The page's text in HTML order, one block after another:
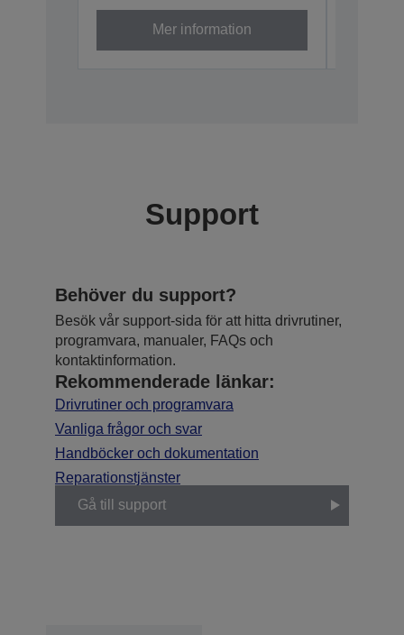
Mer information
Support
Behöver du support?
Besök vår support-sida för att hitta drivrutiner,
programvara, manualer, FAQs och
kontaktinformation.
Rekommenderade länkar:
Drivrutiner och programvara
Vanliga frågor och svar
Handböcker och dokumentation
Reparationstjänster
Gå till support